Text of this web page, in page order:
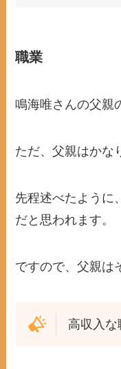
職業
鳴海唯さんの父親
ただ、父親はかな
先程述べたように
だと思われます。
ですので、父親は
高収入な